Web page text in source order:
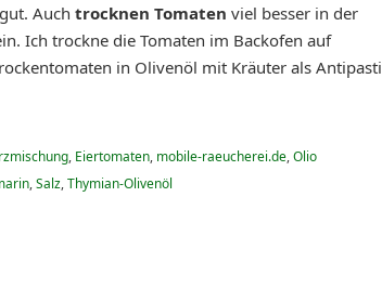
Auch trocknen Tomaten viel besser in der
Ich trockne die Tomaten im Backofen auf
in Olivenöl mit Kräuter als Antipasti
, Eiertomaten, mobile-raeucherei.de,Olio
,Salz,Thymian-Olivenöl